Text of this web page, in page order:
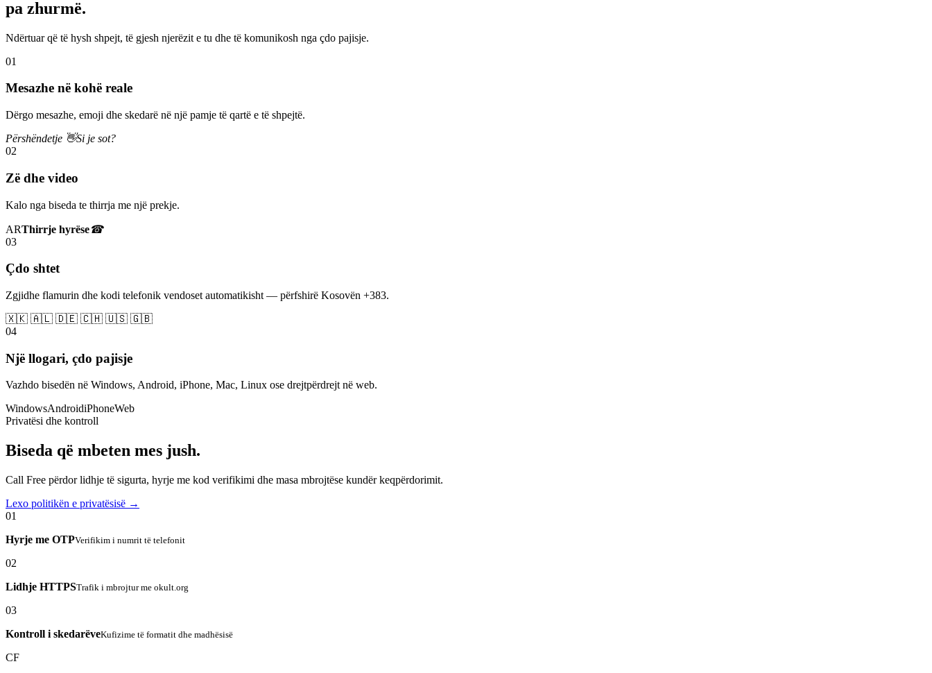
pa zhurmë.
Ndërtuar që të hysh shpejt, të gjesh njerëzit e tu dhe të komunikosh nga çdo pajisje.
01
Mesazhe në kohë reale
Dërgo mesazhe, emoji dhe skedarë në një pamje të qartë e të shpejtë.
Përshëndetje 👋Si je sot?
02
Zë dhe video
Kalo nga biseda te thirrja me një prekje.
ARThirrje hyrëse☎
03
Çdo shtet
Zgjidhe flamurin dhe kodi telefonik vendoset automatikisht — përfshirë Kosovën +383.
🇽🇰 🇦🇱 🇩🇪 🇨🇭 🇺🇸 🇬🇧
04
Një llogari, çdo pajisje
Vazhdo bisedën në Windows, Android, iPhone, Mac, Linux ose drejtpërdrejt në web.
WindowsAndroidiPhoneWeb
Privatësi dhe kontroll
Biseda që mbeten mes jush.
Call Free përdor lidhje të sigurta, hyrje me kod verifikimi dhe masa mbrojtëse kundër keqpërdorimit.
Lexo politikën e privatësisë →
01
Hyrje me OTPVerifikim i numrit të telefonit
02
Lidhje HTTPSTrafik i mbrojtur me okult.org
03
Kontroll i skedarëveKufizime të formatit dhe madhësisë
CF